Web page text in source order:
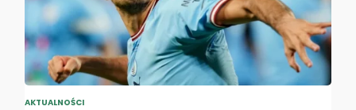
AKTUALNOŚCI